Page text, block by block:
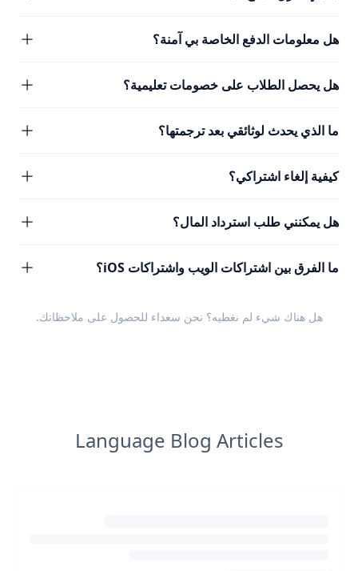
هل معلومات الدفع الخاصة بي آمنة؟
هل يحصل الطلاب على خصومات تعليمية؟
ما الذي يحدث لوثائقي بعد ترجمتها؟
كيفية إلغاء اشتراكي؟
هل يمكنني طلب استرداد المال؟
ما الفرق بين اشتراكات الويب واشتراكات iOS؟
هل هناك شيء لم نغطيه؟ نحن سعداء للحصول على ملاحظاتك.
Language Blog Articles